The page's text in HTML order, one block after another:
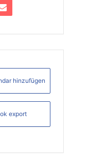
hinzufügen
export